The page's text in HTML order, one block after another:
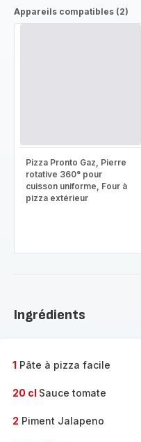
Appareils compatibles (2)
Pizza Pronto Gaz, Pierre
rotative 360° pour
cuisson uniforme, Four à
pizza extérieur
Ingrédients
1 Pâte à pizza facile
20 cl Sauce tomate
2 Piment Jalapeno